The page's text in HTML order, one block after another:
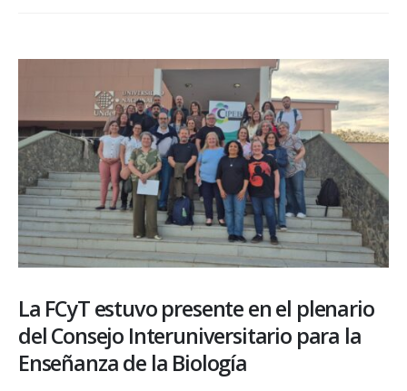
La FCyT estuvo presente en el plenario
del Consejo Interuniversitario para la
Enseñanza de la Biología